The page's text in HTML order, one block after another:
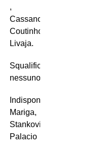
,
Cassano,
Coutinho,
Livaja.
Squalificati:
nessuno
Indisponibili:
Mariga,
Stankovic,
Palacio